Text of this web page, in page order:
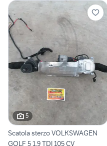
5
Scatola sterzo VOLKSWAGEN
GOLF 5 1.9 TDI 105 CV